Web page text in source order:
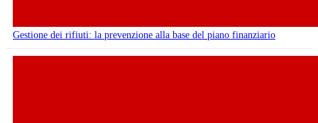
Gestione dei rifiuti: la prevenzione alla base del piano finanziario